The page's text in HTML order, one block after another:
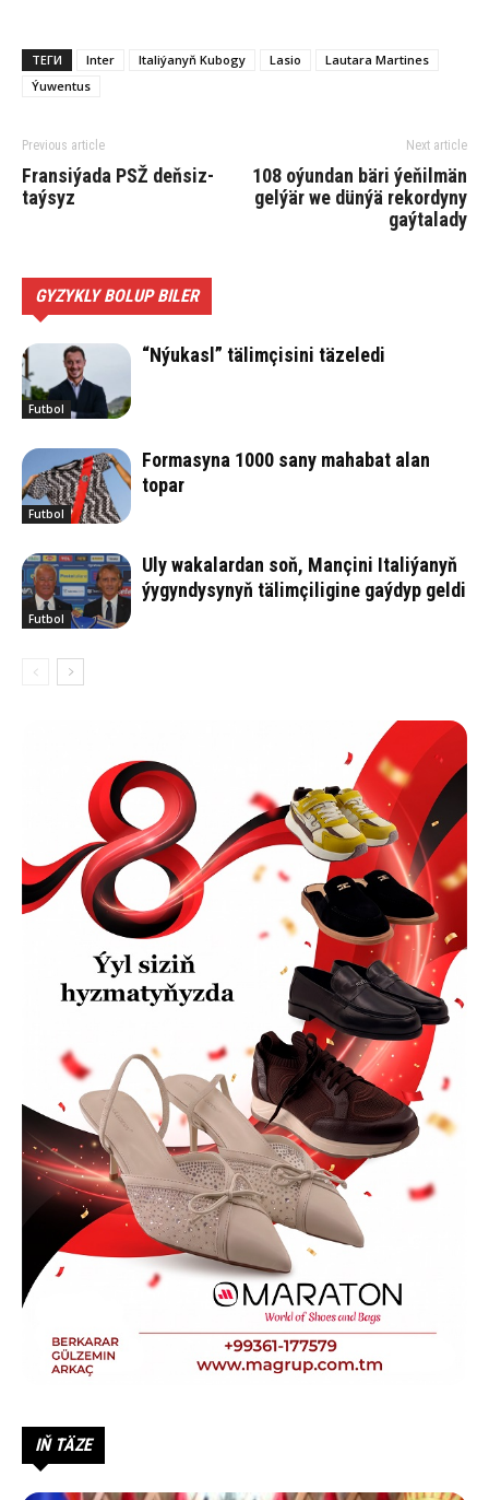
ТЕГИ Inter Italiýanyň Kubogy Lasio
Lautara Martines
Ýuwentus
Previous article
Fransiýada PSŽ deňsiz-
taýsyz
Next article
108 oýundan bäri ýeňilmän
gelýär we dünýä rekordyny
gaýtalady
GYZYKLY BOLUP BILER
Futbol
“Nýukasl” tälimçisini täzeledi
Futbol
Formasyna 1000 sany mahabat alan
topar
Futbol
Uly wakalardan soň, Mançini Italiýanyň
ýygyndysynyň tälimçiligine gaýdyp geldi
IŇ TÄZE